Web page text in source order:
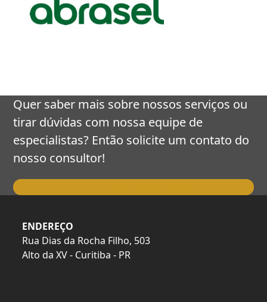
right
carousel
navigation
buttons
Quer saber mais sobre nossos serviços ou
tirar dúvidas com nossa equipe de
especialistas? Então solicite um contato do
nosso consultor!
ENDEREÇO
Rua Dias da Rocha Filho, 503
Alto da XV - Curitiba - PR